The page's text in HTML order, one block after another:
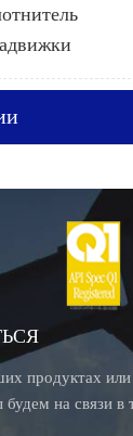
продуктах
на связи